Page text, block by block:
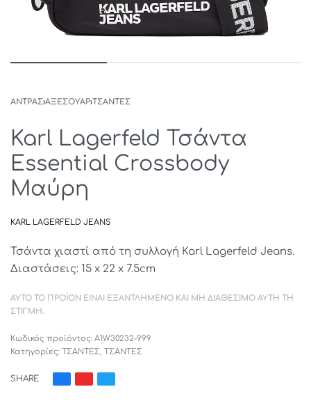
ΑΝΤΡΑΣ›ΑΞΕΣΟΥΑΡ›ΤΣΑΝΤΕΣ
Karl Lagerfeld Τσάντα
Essential Crossbody
Μαύρη
KARL LAGERFELD JEANS
Τσάντα χιαστί από τη συλλογή Karl Lagerfeld Jeans.
Διαστάσεις: 15 x 22 x 7.5cm
ΑΥΤΌ ΤΟ ΠΡΟΪΌΝ ΕΊΝΑΙ ΕΞΑΝΤΛΗΜΈΝΟ ΚΑΙ ΜΗ ΔΙΑΘΈΣΙΜΟ ΑΥΤΉ ΤΗ
ΣΤΙΓΜΉ.
A1W30232-999
Κατηγορίες: ΤΣΑΝΤΕΣ, ΤΣΑΝΤΕΣ
SHARE